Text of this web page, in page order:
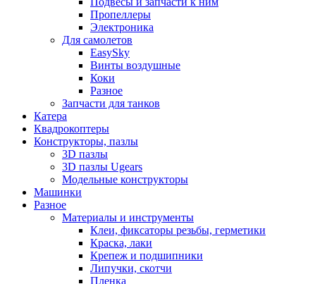
Пропеллеры
Электроника
Для самолетов
EasySky
Винты воздушные
Коки
Разное
Запчасти для танков
Катера
Квадрокоптеры
Конструкторы, пазлы
3D пазлы
3D пазлы Ugears
Модельные конструкторы
Машинки
Разное
Материалы и инструменты
Клеи, фиксаторы резьбы, герметики
Краска, лаки
Крепеж и подшипники
Липучки, скотчи
Пленка